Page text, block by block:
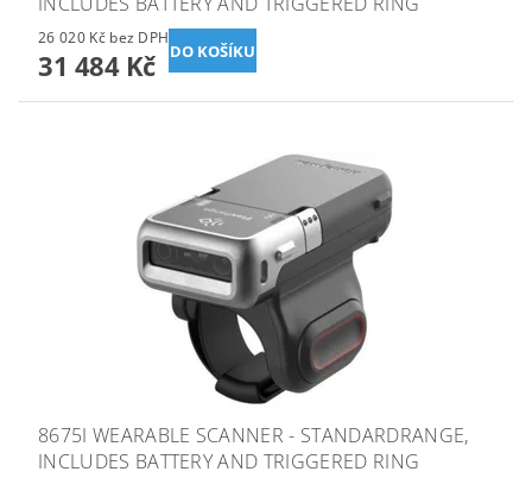
26 020 Kč bez DPH
31 484 Kč
8675I WEARABLE SCANNER - STANDARDRANGE,
INCLUDES BATTERY AND TRIGGERED RING